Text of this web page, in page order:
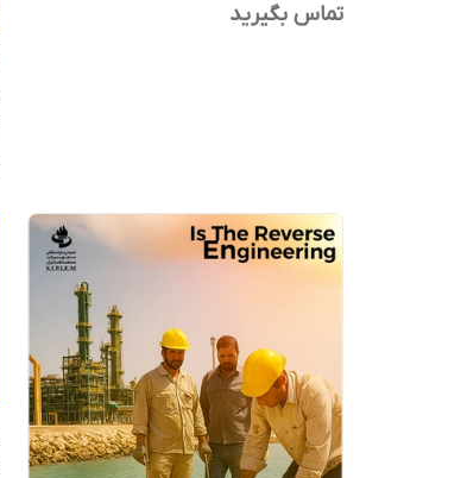
تماس بگیرید